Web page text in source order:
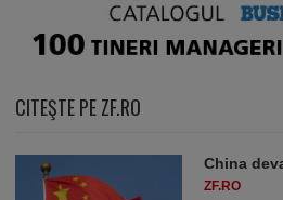
CITEŞTE PE ZF.RO
China
ZF.RO